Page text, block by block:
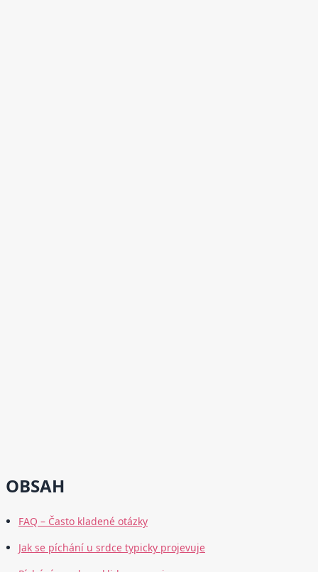
OBSAH
FAQ – Často kladené otázky
Jak se píchání u srdce typicky projevuje